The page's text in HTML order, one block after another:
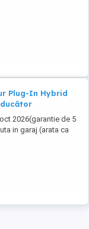
Navigatie
fata Volan
ISOFIX Scaun
Plug-In Hybrid
2026(garantie de 5
in garaj (arata ca
Folosita doar la
urme de uzura,
deloc uzate